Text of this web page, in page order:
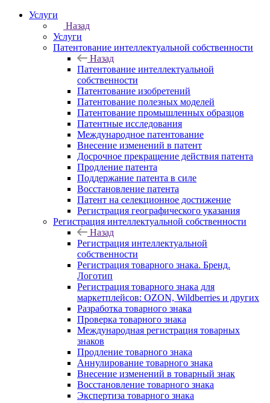
Услуги
Назад
Услуги
Патентование интеллектуальной собственности
Назад
Патентование интеллектуальной
собственности
Патентование изобретений
Патентование полезных моделей
Патентование промышленных образцов
Патентные исследования
Международное патентование
Внесение изменений в патент
Досрочное прекращение действия патента
Продление патента
Поддержание патента в силе
Восстановление патента
Патент на селекционное достижение
Регистрация географического указания
Регистрация интеллектуальной собственности
Назад
Регистрация интеллектуальной
собственности
Регистрация товарного знака. Бренд.
Логотип
Регистрация товарного знака для
маркетплейсов: OZON, Wildberries и других
Разработка товарного знака
Проверка товарного знака
Международная регистрация товарных
знаков
Продление товарного знака
Аннулирование товарного знака
Внесение изменений в товарный знак
Восстановление товарного знака
Экспертиза товарного знака